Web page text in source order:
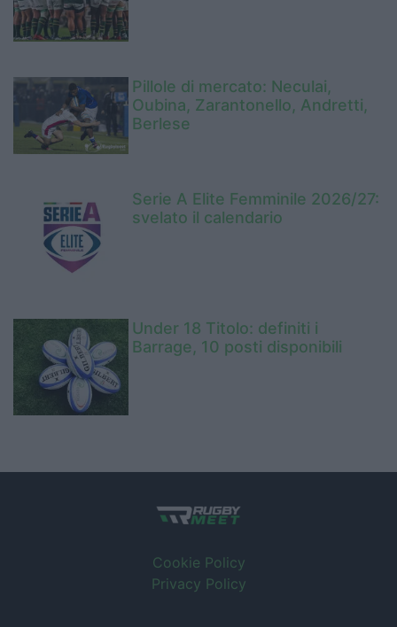
Pillole di mercato: Neculai,
Oubina, Zarantonello, Andretti,
Berlese
Serie A Elite Femminile 2026/27:
svelato il calendario
Under 18 Titolo: definiti i
Barrage, 10 posti disponibili
Cookie Policy
Privacy Policy